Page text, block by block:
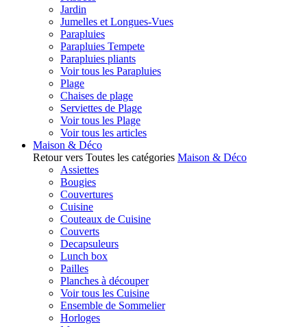
Jardin
Jumelles et Longues-Vues
Parapluies
Parapluies Tempete
Parapluies pliants
Voir tous les Parapluies
Plage
Chaises de plage
Serviettes de Plage
Voir tous les Plage
Voir tous les articles
Maison & Déco
Retour vers Toutes les catégories Maison & Déco
Assiettes
Bougies
Couvertures
Cuisine
Couteaux de Cuisine
Couverts
Decapsuleurs
Lunch box
Pailles
Planches à découper
Voir tous les Cuisine
Ensemble de Sommelier
Horloges